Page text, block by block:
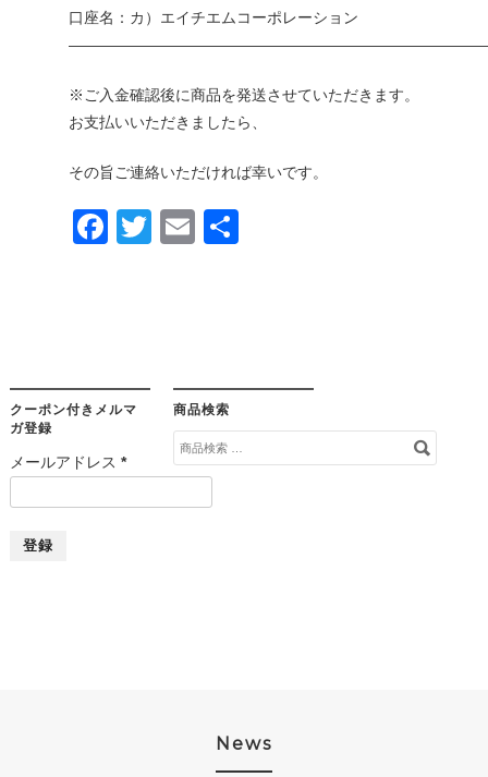
口座名：カ）エイチエムコーポレーション
※ご入金確認後に商品を発送させていただきます。
お支払いいただきましたら、
その旨ご連絡いただければ幸いです。
Facebook
TwitterEmail
クーポン付きメルマ
ガ登録
メールアドレス *
商品検索
検
索
象:
News